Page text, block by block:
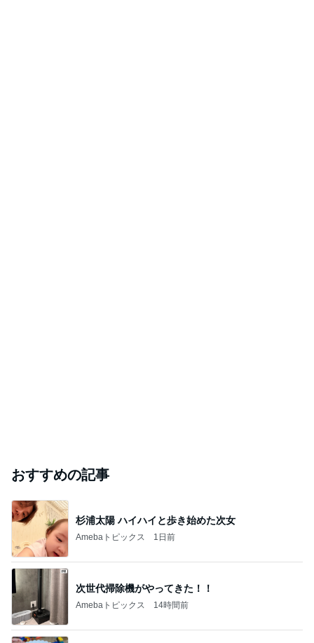
おすすめの記事
杉浦太陽 ハイハイと歩き始めた次女
Amebaトピックス 1日前
次世代掃除機がやってきた！！
Amebaトピックス 14時間前